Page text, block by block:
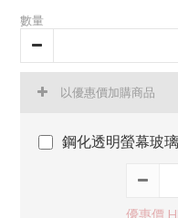
數量
以優惠價加購商品
鋼化透明螢幕玻
優惠價